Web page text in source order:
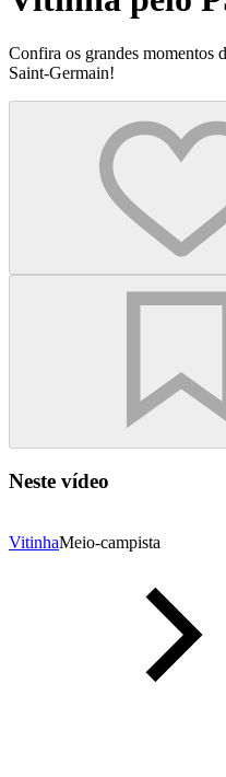
Confira os grandes momentos
Saint-Germain!
Neste vídeo
VitinhaMeio-campista